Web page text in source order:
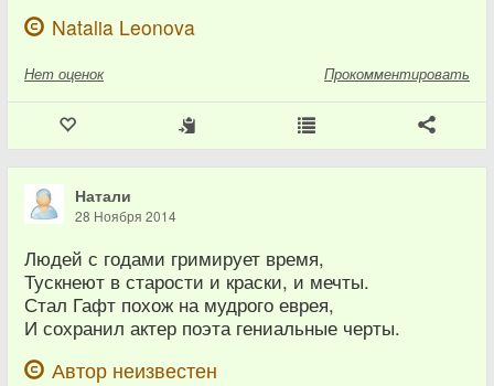
Natalia Leonova
Нет оценок Прокомментировать
Натали
28 Ноября 2014
Людей с годами гримирует время,
Тускнеют в старости и краски, и мечты.
Стал Гафт похож на мудрого еврея,
И сохранил актер поэта гениальные черты.
Автор неизвестен